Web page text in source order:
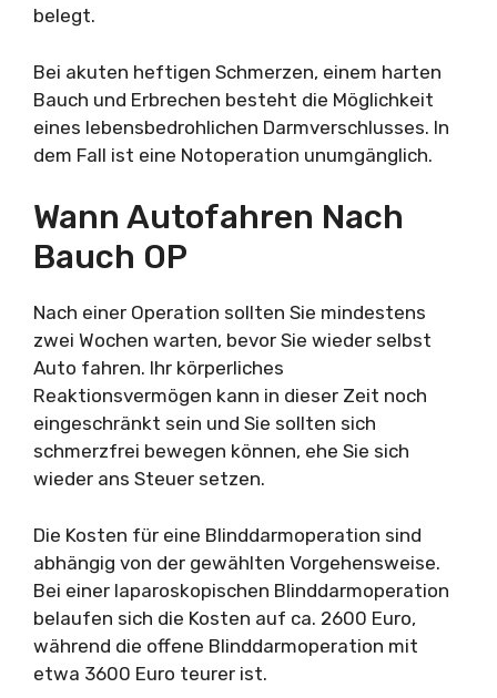
belegt.
Bei akuten heftigen Schmerzen, einem harten
Bauch und Erbrechen besteht die Möglichkeit
eines lebensbedrohlichen Darmverschlusses. In
dem Fall ist eine Notoperation unumgänglich.
Wann Autofahren Nach
Bauch OP
Nach einer Operation sollten Sie mindestens
zwei Wochen warten, bevor Sie wieder selbst
Auto fahren. Ihr körperliches
Reaktionsvermögen kann in dieser Zeit noch
eingeschränkt sein und Sie sollten sich
schmerzfrei bewegen können, ehe Sie sich
wieder ans Steuer setzen.
Die Kosten für eine Blinddarmoperation sind
abhängig von der gewählten Vorgehensweise.
Bei einer laparoskopischen Blinddarmoperation
belaufen sich die Kosten auf ca. 2600 Euro,
während die offene Blinddarmoperation mit
etwa 3600 Euro teurer ist.